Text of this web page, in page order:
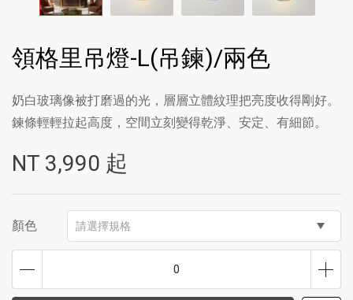
領格里吊燈-L(吊鍊)/兩色
奶白玻璃像被打磨過的光，層層立體紋理把亮度收得剛好。
鍊條輕輕拉起高度，空間立刻變得乾淨、安定、有細節。
NT 3,990 起
顏色 請選擇規格
0